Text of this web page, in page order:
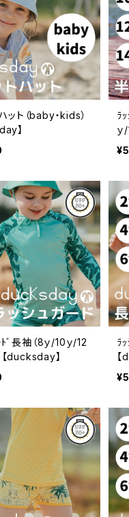
ット（baby・kids）
】
ﾗ
ｙ
ﾞ長袖（8ｙ/10ｙ/12
【ducksday】
ﾗｯ